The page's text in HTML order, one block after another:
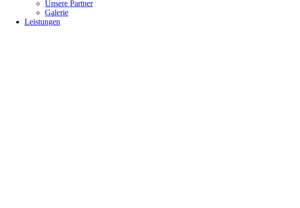
Unsere Partner
Galerie
Leistungen